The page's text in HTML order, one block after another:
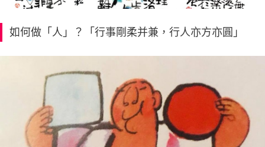
如何做「人」？「行事剛柔并兼，行人亦方亦圓」